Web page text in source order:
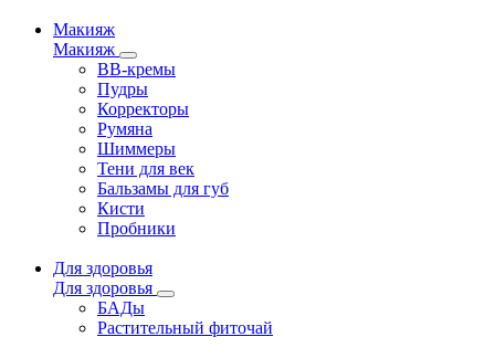
Макияж
Макияж
ВВ-кремы
Пудры
Корректоры
Румяна
Шиммеры
Тени для век
Бальзамы для губ
Кисти
Пробники
Для здоровья
Для здоровья
БАДы
Растительный фиточай